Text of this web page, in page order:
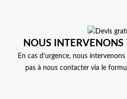
NOUS
En cas d’urgence, nous intervenons
pas à nous contacter via le